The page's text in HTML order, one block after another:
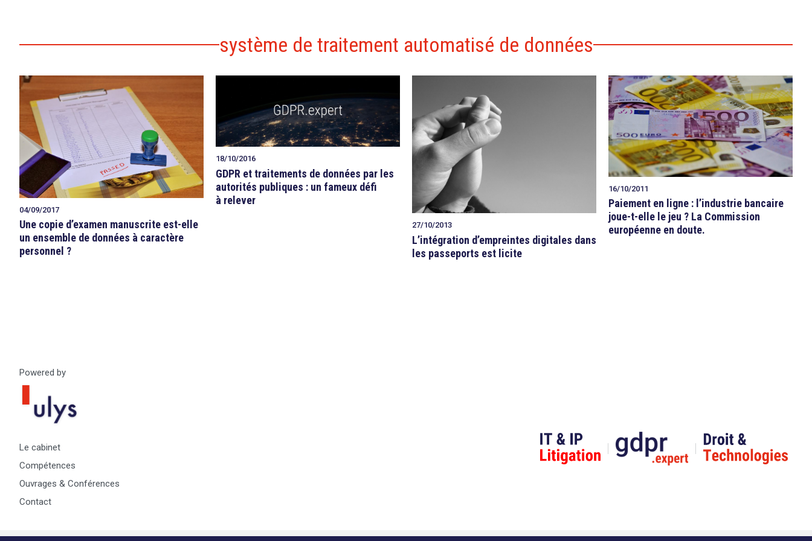
système de traitement automatisé de données
04/09/2017
Une copie d’examen manuscrite est-elle
un ensemble de données à caractère
personnel ?
18/10/2016
GDPR et traitements de données par les
autorités publiques : un fameux défi
à relever
27/10/2013
L’intégration d’empreintes digitales dans
les passeports est licite
16/10/2011
Paiement en ligne : l’industrie bancaire
joue-t-elle le jeu ? La Commission
européenne en doute.
search
Powered by
Le cabinet
Compétences
Ouvrages & Conférences
Contact